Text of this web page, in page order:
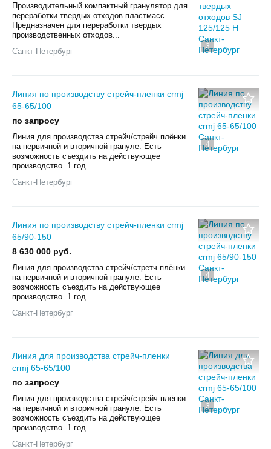
3
Производительный компактный гранулятор для
переработки твердых отходов пластмасс.
Предназначен для переработки твердых
производственных отходов...
Санкт-Петербург
4
Линия по производству стрейч-пленки crmj
65-65/100
по запросу
Линия для производства стрейч/стрейч плёнки
на первичной и вторичной грануле. Есть
возможность съездить на действующее
производство. 1 год...
Санкт-Петербург
4
Линия по производству стрейч-пленки crmj
65/90-150
8 630 000 руб.
Линия для производства стрейч/стретч плёнки
на первичной и вторичной грануле. Есть
возможность съездить на действующее
производство. 1 год...
Санкт-Петербург
3
Линия для производства стрейч-пленки
crmj 65-65/100
по запросу
Линия для производства стрейч/стрейч плёнки
на первичной и вторичной грануле. Есть
возможность съездить на действующее
производство. 1 год...
Санкт-Петербург